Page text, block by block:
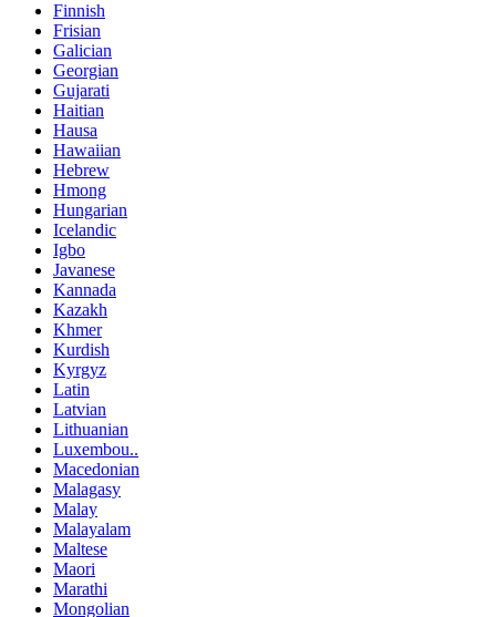
Finnish
Frisian
Galician
Georgian
Gujarati
Haitian
Hausa
Hawaiian
Hebrew
Hmong
Hungarian
Icelandic
Igbo
Javanese
Kannada
Kazakh
Khmer
Kurdish
Kyrgyz
Latin
Latvian
Lithuanian
Luxembou..
Macedonian
Malagasy
Malay
Malayalam
Maltese
Maori
Marathi
Mongolian